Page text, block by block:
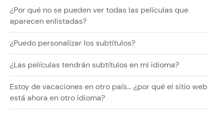
¿Por qué no se pueden ver todas las películas que
aparecen enlistadas?
¿Puedo personalizar los subtítulos?
¿Las películas tendrán subtítulos en mi idioma?
Estoy de vacaciones en otro país... ¿por qué el sitio web
está ahora en otro idioma?